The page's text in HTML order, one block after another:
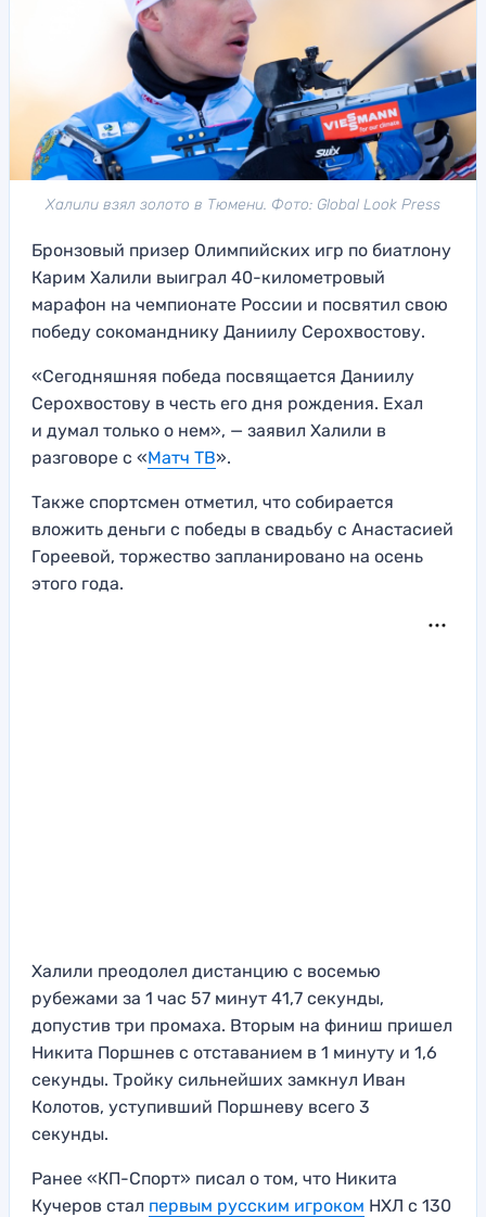
Халили взял золото в Тюмени. Фото: Global Look Press
Бронзовый призер Олимпийских игр по биатлону
Карим Халили выиграл 40-километровый
марафон на чемпионате России и посвятил свою
победу сокоманднику Даниилу Серохвостову.
«Сегодняшняя победа посвящается Даниилу
Серохвостову в честь его дня рождения. Ехал
и думал только о нем», — заявил Халили в
разговоре с «Матч ТВ».
Также спортсмен отметил, что собирается
вложить деньги с победы в свадьбу с Анастасией
Гореевой, торжество запланировано на осень
этого года.
Халили преодолел дистанцию с восемью
рубежами за 1 час 57 минут 41,7 секунды,
допустив три промаха. Вторым на финиш пришел
Никита Поршнев с отставанием в 1 минуту и 1,6
секунды. Тройку сильнейших замкнул Иван
Колотов, уступивший Поршневу всего 3
секунды.
Ранее «КП-Спорт» писал о том, что Никита
Кучеров стал первым русским игроком НХЛ с 130